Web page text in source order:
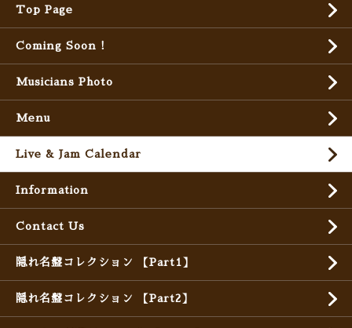
Top Page
Coming Soon !
Musicians Photo
Menu
Live & Jam Calendar
Information
Contact Us
隠れ名盤コレクション 【Part1】
隠れ名盤コレクション 【Part2】